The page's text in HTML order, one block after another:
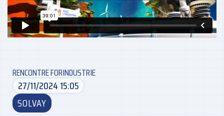
RENCONTRE FORINDUSTRIE
27/11/2024 15:05
SOLVAY